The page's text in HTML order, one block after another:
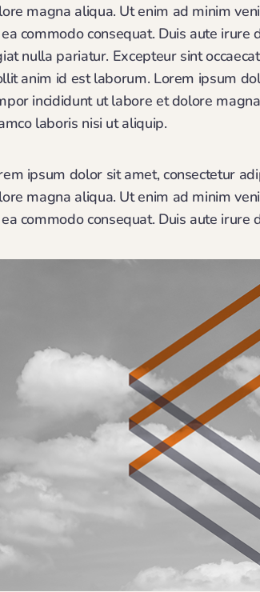
magna aliqua. Ut enim ad minim
commodo consequat. Duis aute
nulla pariatur. Excepteur sint
anim id est laborum. Lorem ipsum
incididunt ut labore et dolore
laboris nisi ut aliquip.
ipsum dolor sit amet, consectetur
magna aliqua. Ut enim ad minim
commodo consequat. Duis aute